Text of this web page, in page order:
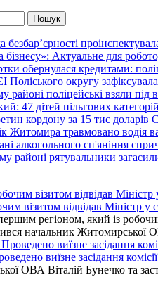
бізнесу»: Актуальне для
обернулася кредитами:
округу
районі поліцейські взяли
47 дітей пільгових
кордону за 15 тис
Житомира травмовано водія
алкогольного сп'яніння
районі рятувальники
візитом відвідав Міністр у
регіоном, який із
начальник Житомирської
виїзне засідання
ОВА Віталій Бунечко та